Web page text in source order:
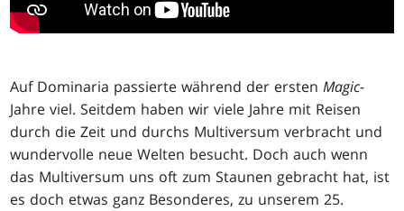
Auf Dominaria passierte während der erstenMagic-
Jahre viel. Seitdem haben wir viele Jahre mit Reisen
durch die Zeit und durchs Multiversum verbracht und
wundervolle neue Welten besucht. Doch auch wenn
das Multiversum uns oft zum Staunen gebracht hat, ist
es doch etwas ganz Besonderes, zu unserem 25.